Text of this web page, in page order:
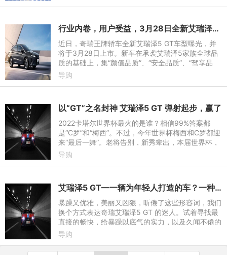
行业内卷，用户受益，3月28日全新艾瑞泽5 GT“卷”出新高度
近日，奇瑞王牌轿车全新艾瑞泽5 GT车型曝光，并
将于3月28日上市。新车在承袭艾瑞泽5家族全球品
质的基础上，集“颜值品质”、“安全品质”、“驾享品
质”三大核心价值于一身，同时全新艾瑞泽5 GT此次
导购
以“GT”之名封神 艾瑞泽5 GT 弹射起步，赢了
2022卡塔尔世界杯最火的是谁？相信99%答案都
是“C罗”和“梅西”。不过，今年世界杯梅西和C罗都迎
来“最后一舞”。老将告别，新秀辈出，本届世界杯，
年轻新秀贡萨洛-拉莫斯状态火爆，年仅21岁的他上
导购
艾瑞泽5 GT—一辆为年轻人打造的车？一种属于新生代的风潮。
暴躁又优雅，美丽又凶狠，听倦了这些形容词，我们
换个方式表达奇瑞艾瑞泽5 GT 的迷人。试着寻找最
直接的畅快，给暴躁以底气的实力，以及久闻不倦的
旋律。
导购